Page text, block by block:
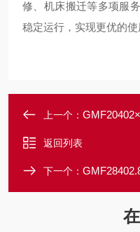
修、机床搬迁等多项服
稳定运行，实现更优的使
上一个：
返回列表
下一个：